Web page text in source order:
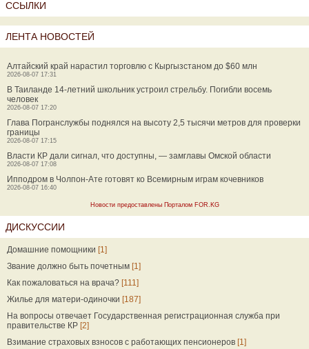
ССЫЛКИ
ЛЕНТА НОВОСТЕЙ
Алтайский край нарастил торговлю с Кыргызстаном до $60 млн
2026-08-07 17:31
В Таиланде 14-летний школьник устроил стрельбу. Погибли восемь
человек
2026-08-07 17:20
Глава Погранслужбы поднялся на высоту 2,5 тысячи метров для проверки
границы
2026-08-07 17:15
Власти КР дали сигнал, что доступны, — замглавы Омской области
2026-08-07 17:08
Ипподром в Чолпон-Ате готовят ко Всемирным играм кочевников
2026-08-07 16:40
Новости предоставлены Порталом FOR.KG
ДИСКУССИИ
Домашние помощники [1]
Звание должно быть почетным [1]
Как пожаловаться на врача? [111]
Жилье для матери-одиночки [187]
На вопросы отвечает Государственная регистрационная служба при
правительстве КР [2]
Взимание страховых взносов с работающих пенсионеров [1]